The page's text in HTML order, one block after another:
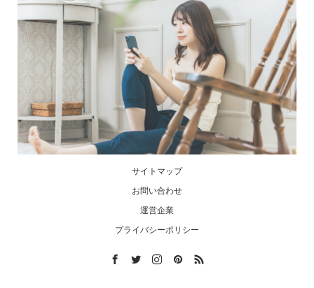
サイトマップ
お問い合わせ
運営企業
プライバシーポリシー